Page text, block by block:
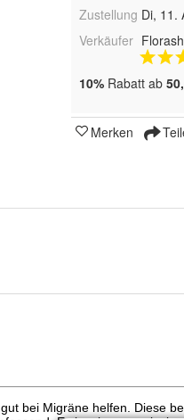
Zustellung Di, 11.
Verkäufer
10% Rabatt ab
Merken